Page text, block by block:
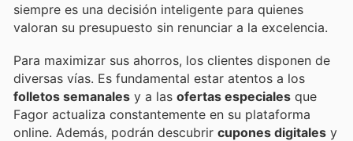
siempre es una decisión inteligente para quienes
valoran su presupuesto sin renunciar a la excelencia.
Para maximizar sus ahorros, los clientes disponen de
diversas vías. Es fundamental estar atentos a los
folletos semanales y a las ofertas especiales que
Fagor actualiza constantemente en su plataforma
online. Además, podrán descubrir cupones digitales y